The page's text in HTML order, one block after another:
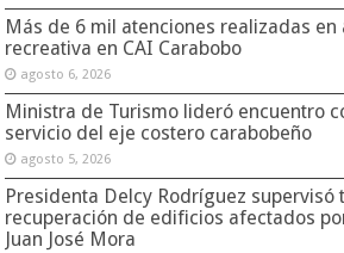
Más de 6 mil atenciones realizadas
recreativa en CAI Carabobo
agosto 6, 2026
Ministra de Turismo lideró encuentro
servicio del eje costero carabobeño
agosto 5, 2026
Presidenta Delcy Rodríguez supervisó
recuperación de edificios afectados
Juan José Mora